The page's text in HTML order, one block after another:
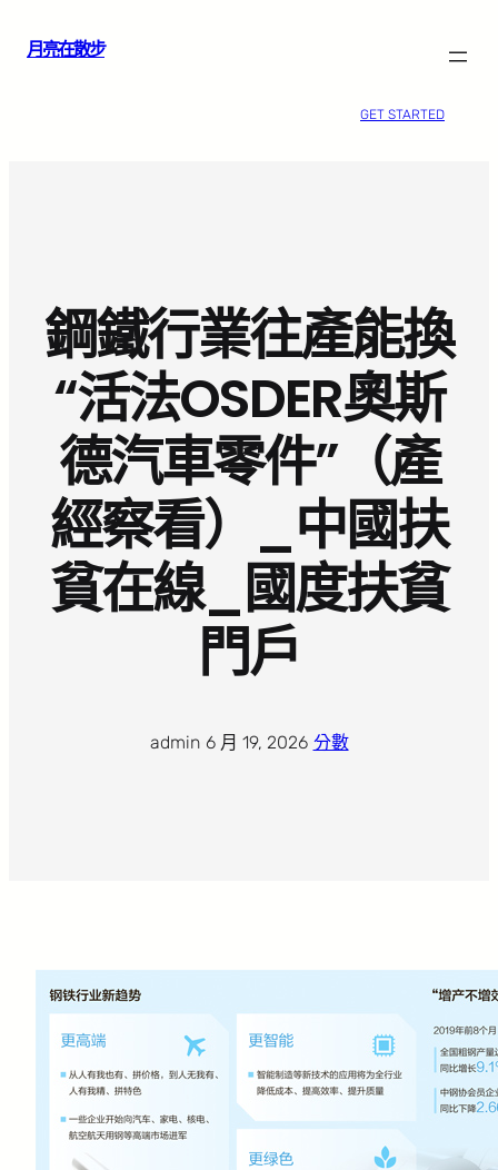
月亮在散步
GET STARTED
鋼鐵行業往產能換
“活法OSDER奧斯
德汽車零件”（產
經察看）_中國扶
貧在線_國度扶貧
門戶
admin· 6 月 19, 2026· 分數